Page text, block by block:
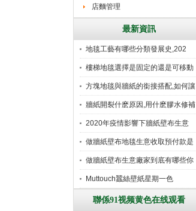
店麵管理
最新資訊
地毯工藝有哪些分類發展史,202
樓梯地毯選擇是固定的還是可移動
好
方塊地毯與牆紙的銜接搭配,如何讓
牆紙開裂什麽原因,用什麽膠水修補
2020年疫情影響下牆紙壁布生意
做牆紙壁布地毯生意收取預付款是
行
做牆紙壁布生意廠家到底有哪些你
所
Muttouch蠶絲壁紙星期一色
聯係91视频黄色在线观看